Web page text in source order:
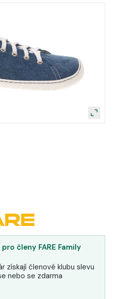
členy FARE Family
získají členové klubu slevu
nebo se zdarma